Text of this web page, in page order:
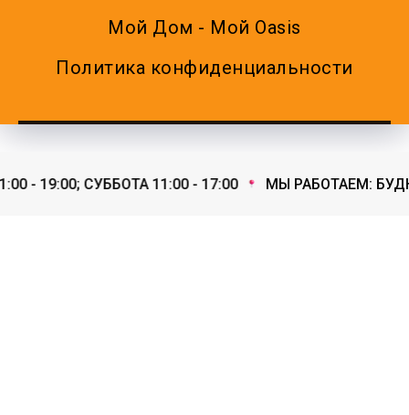
Мой Дом - Мой Oasis
Политика конфиденциальности
- 19:00; СУББОТА 11:00 - 17:00 МЫ РАБОТАЕМ: